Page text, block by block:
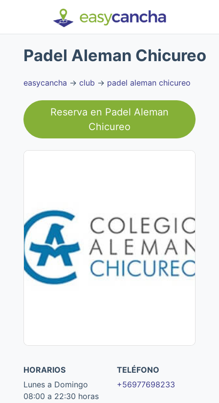
Padel Aleman Chicureo
easycancha → club → padel aleman chicureo
Reserva en Padel Aleman
Chicureo
HORARIOS
Lunes a Domingo
08:00 a 22:30 horas
TELÉFONO
+56977698233